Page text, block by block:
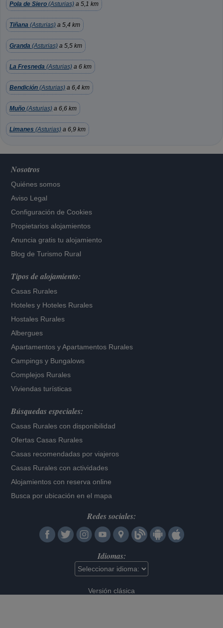
Pola de Siero (Asturias) a 5,1 km
Tiñana (Asturias) a 5,4 km
Granda (Asturias) a 5,5 km
La Fresneda (Asturias) a 6 km
Bendición (Asturias) a 6,4 km
Muño (Asturias) a 6,6 km
Limanes (Asturias) a 6,9 km
Nosotros
Quiénes somos
Aviso Legal
Configuración de Cookies
Propietarios alojamientos
Anuncia gratis tu alojamiento
Blog de Turismo Rural
Tipos de alojamiento:
Casas Rurales
Hoteles y Hoteles Rurales
Hostales Rurales
Albergues
Apartamentos yApartamentos Rurales
Campings y Bungalows
Complejos Rurales
Viviendas turísticas
Búsquedas especiales:
Casas Rurales con disponibilidad
Ofertas Casas Rurales
Casas recomendadas por viajeros
Casas Rurales con actividades
Alojamientos con reserva online
Busca por ubicación en el mapa
Redes sociales:
Idiomas:
Versión clásica